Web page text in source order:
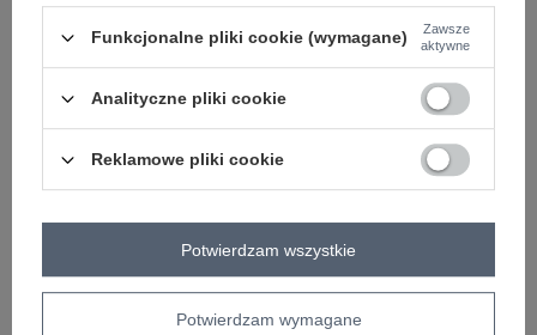
ciemny khaki
Zobacz wszystkie kolory (+4)
ZALOGUJ SIĘ I ZOBACZ CENĘ
Masz pytanie? Chętnie pomożemy.
Funkcjonalne pliki cookie (wymagane)
Zawsze
aktywne
Analityczne pliki cookie
Reklamowe pliki cookie
Potwierdzam wymagane
Potwierdzam wszystkie